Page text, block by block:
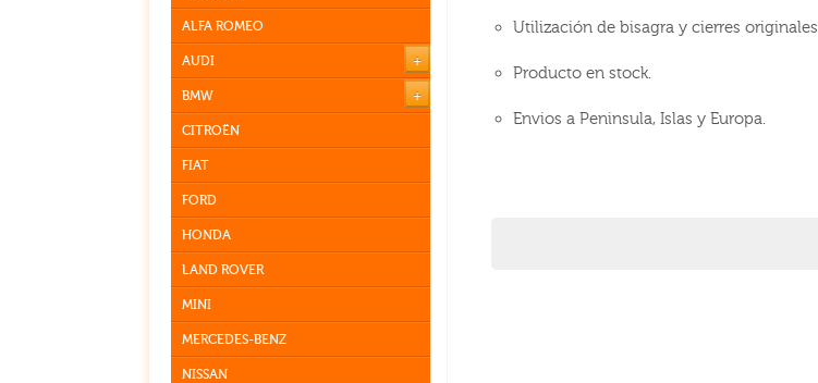
ALFA ROMEO
+
AUDI
+
BMW
CITROËN
FIAT
FORD
HONDA
LAND ROVER
MINI
MERCEDES-BENZ
NISSAN
Utilización de bisagra y cierres originales.
Producto en stock.
Envios a Peninsula, Islas y Europa.